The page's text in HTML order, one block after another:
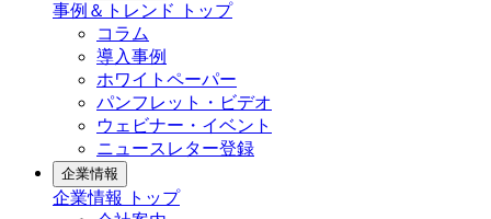
事例＆トレンド トップ
コラム
導入事例
ホワイトペーパー
パンフレット・ビデオ
ウェビナー・イベント
ニュースレター登録
企業情報
企業情報 トップ